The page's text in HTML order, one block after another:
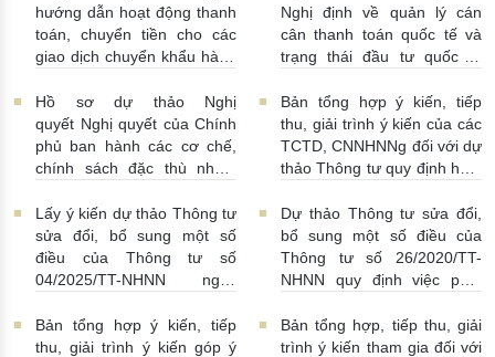
hướng dẫn hoạt động thanh
toán, chuyển tiền cho các
giao dịch chuyển khẩu hàng
Nghị định về quản lý cán
cân thanh toán quốc tế và
trạng thái đầu tư quốc tế
15:00:00
Hồ sơ dự thảo Nghị
quyết Nghị quyết của Chính
phủ ban hành các cơ chế,
chính sách đặc thù nhằm
pháp luật về phòng, chống
rửa tiền nhằm đáp ứng yêu
cầu cấp bách trong thực
hiện cam kết quốc tế về trao
về thuế
22/07/2026 |
14:54:00
Bản tổng hợp ý kiến, tiếp
thu, giải trình ý kiến của các
TCTD, CNNHNNg đối với dự
thảo Thông tư quy định hoạt
nhận tiền gửi, mua, bán có
kỳ hạn GTCG giữa các
TCTD, CNNHNNg
20/07/2026 | 09:32:00
Lấy ý kiến dự thảo Thông tư
sửa đổi, bổ sung một số
điều của Thông tư số
04/2025/TT-NHNN ngày
định thời hạn lưu trữ hồ sơ,
tài liệu ngành Ngân hàng
Dự thảo Thông tư sửa đổi,
bổ sung một số điều của
Thông tư số 26/2020/TT-
NHNN quy định việc phát
của Ngân hàng Nhà nước
16/07/2026 | 09:41:00
Bản tổng hợp ý kiến, tiếp
thu, giải trình ý kiến góp ý
Bản tổng hợp, tiếp thu, giải
trình ý kiến tham gia đối với